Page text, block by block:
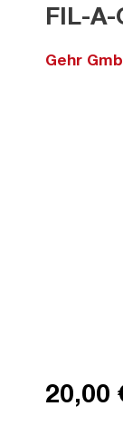
FIL-
Gehr
20,00